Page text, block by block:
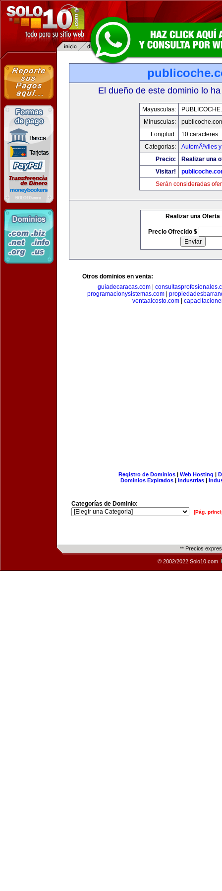
El dueño de este dominio lo
Mayusculas:
Minusculas:
Longitud:
10 caracteres
Categorias:
AutomÃ³viles
Precio:
Realizar una
Visitar!
Serán consideradas
Realizar una Oferta
Precio Ofrecido $
Otros dominios en venta:
guiadecaracas.com
programacionysistemas.com|
ventaalcosto.com|
Registro de Dominios| Web Hosting |
Dominios Expirados | Industrias |
Categorías de Dominio:
[Pág.
** Precios
© 2002/2022 Solo10.com